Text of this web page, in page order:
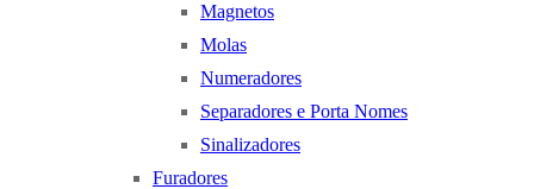
Magnetos
Molas
Numeradores
Separadores e Porta Nomes
Sinalizadores
Furadores